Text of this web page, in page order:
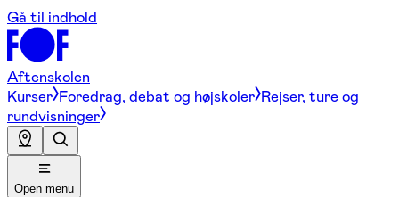
Gå til indhold
Aftenskolen
Kurser Foredrag, debat og højskoler Rejser, ture og
rundvisninger
Open menu